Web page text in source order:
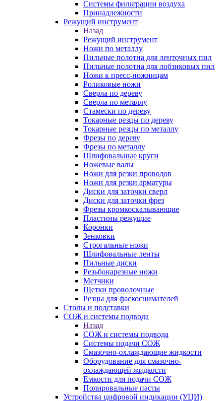
Системы фильтрации воздуха
Принадлежности
Режущий инструмент
Назад
Режущий инструмент
Ножи по металлу
Пильные полотна для ленточных пил
Пильные полотна для лобзиковых пил
Ножи к пресс-ножницам
Роликовые ножи
Сверла по дереву
Сверла по металлу
Стамески по дереву
Токарные резцы по дереву
Токарные резцы по металлу
Фрезы по дереву
Фрезы по металлу
Шлифовальные круги
Ножевые валы
Ножи для резки проводов
Ножи для резки арматуры
Диски для заточки сверл
Диски для заточки фрез
Фрезы кромкоскалывающие
Пластины режущие
Коронки
Зенковки
Строгальные ножи
Шлифовальные ленты
Пильные диски
Резьбонарезные ножи
Метчики
Щетки проволочные
Резцы для фаскоснимателей
Столы и подставки
СОЖ и системы подвода
Назад
СОЖ и системы подвода
Системы подачи СОЖ
Смазочно-охлаждающие жидкости
Оборудование для смазочно-
охлаждающей жидкости
Емкости для подачи СОЖ
Полировальные пасты
Устройства цифровой индикации (УЦИ)